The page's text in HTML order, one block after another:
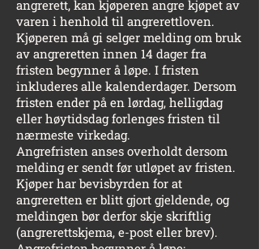
angrerett, kan kjøperen angre kjøpet av
varen i henhold til angrerettloven.
Kjøperen må gi selger melding om bruk
av angreretten innen 14 dager fra
fristen begynner å løpe. I fristen
inkluderes alle kalenderdager. Dersom
fristen ender på en lørdag, helligdag
eller høytidsdag forlenges fristen til
nærmeste virkedag.
Angrefristen anses overholdt dersom
melding er sendt før utløpet av fristen.
Kjøper har bevisbyrden for at
angreretten er blitt gjort gjeldende, og
meldingen bør derfor skje skriftlig
(angrerettskjema, e-post eller brev).